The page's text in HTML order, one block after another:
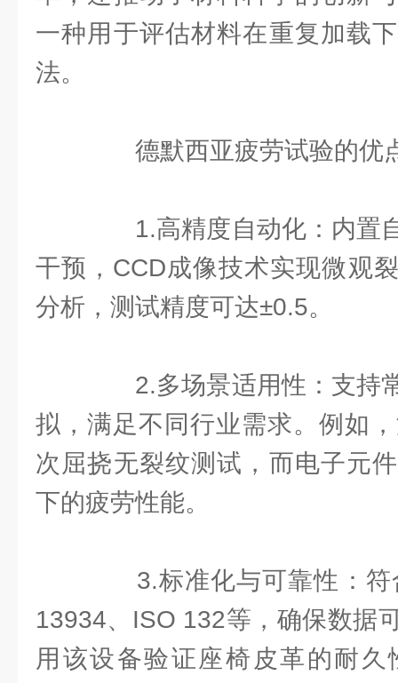
一种用于评估材料在重复加载
法。
德默西亚疲劳试验的优
1.高精度自动化：内置
干预，CCD成像技术实现微观
分析，测试精度可达±0.5。
2.多场景适用性：支持
拟，满足不同行业需求。例如
次屈挠无裂纹测试，而电子元
下的疲劳性能。
3.标准化与可靠性：符
13934、ISO 132等，确保数据
用该设备验证座椅皮革的耐